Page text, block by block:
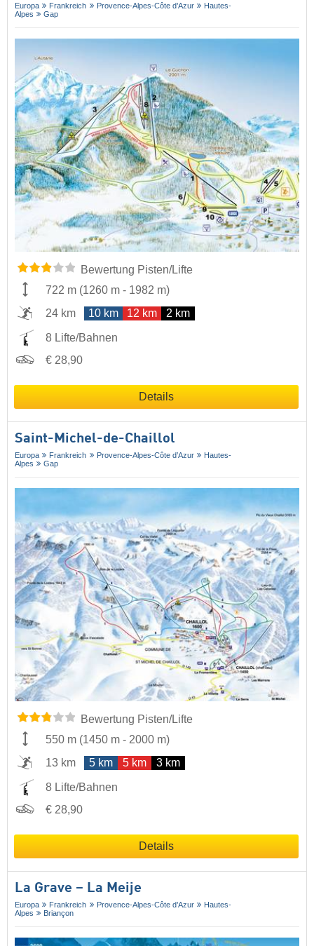
Europa Frankreich Provence-Alpes-Côte d’Azur
Hautes-
Alpes
Gap
Bewertung Pisten/Lifte
722 m (1260 m - 1982 m)
24 km
10 km 12 km 2 km
8 Lifte/Bahnen
€ 28,90
Details
Saint-Michel-de-Chaillol
Europa Frankreich Provence-Alpes-Côte d’Azur
Hautes-
Alpes
Gap
Bewertung Pisten/Lifte
550 m (1450 m - 2000 m)
13 km
5 km 5 km 3 km
8 Lifte/Bahnen
€ 28,90
Details
La Grave – La Meije
Europa Frankreich Provence-Alpes-Côte d’Azur
Hautes-
Alpes
Briançon